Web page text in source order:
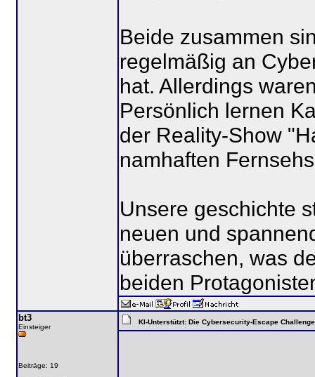
Beide zusammen
regelmäßig an
hat. Allerdings
Persönlich lernen
der Reality-Show
namhaften
Unsere geschichte
neuen und
überraschen, was
beiden
bt3
Einsteiger
Beiträge: 19
KI-Unterstützt: Die Cybersecurity-Escape Challenge